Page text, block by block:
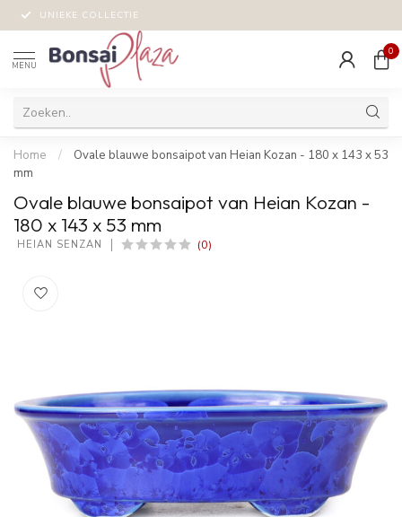
UNIEKE COLLECTIE
MENU
0
Home /
Ovale blauwe bonsaipot van Heian Kozan - 180 x 143 x 53
mm
Ovale blauwe bonsaipot van Heian Kozan -
180 x 143 x 53 mm
HEIAN SENZAN (0)